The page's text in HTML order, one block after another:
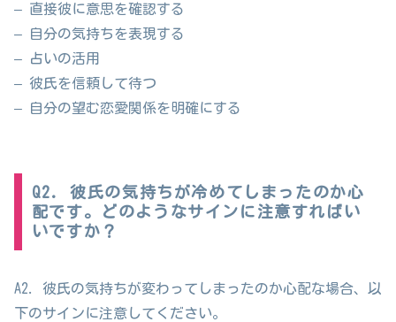
– 直接彼に意思を確認する
– 自分の気持ちを表現する
– 占いの活用
– 彼氏を信頼して待つ
– 自分の望む恋愛関係を明確にする
Q2. 彼氏の気持ちが冷めてしまったのか心
配です。どのようなサインに注意すればい
いですか？
A2. 彼氏の気持ちが変わってしまったのか心配な場合、以
下のサインに注意してください。